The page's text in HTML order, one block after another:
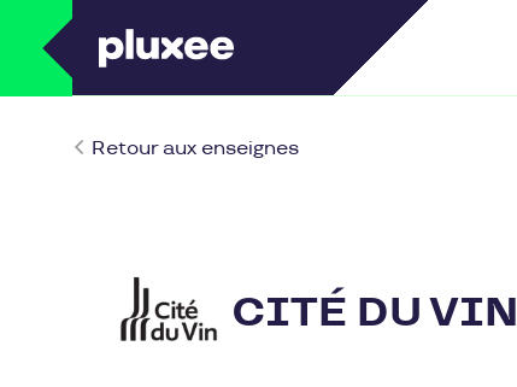
Retour aux enseignes
CITÉ DU VIN